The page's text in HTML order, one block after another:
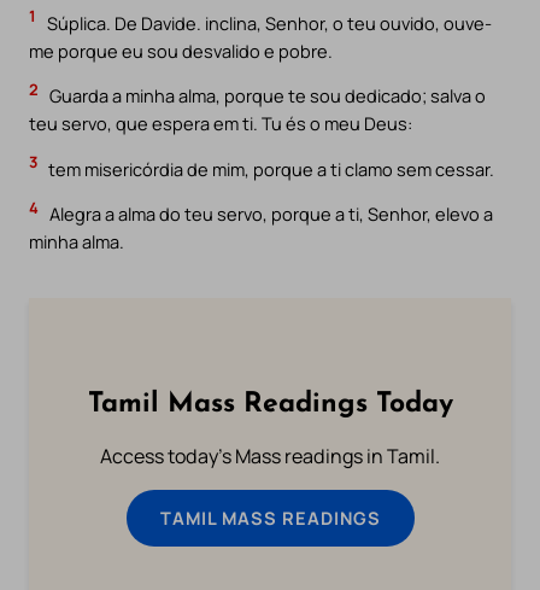
1
Súplica. De Davide. inclina, Senhor, o teu ouvido, ouve-
me porque eu sou desvalido e pobre.
2 Guarda a minha alma, porque te sou dedicado; salva o
teu servo, que espera em ti. Tu és o meu Deus:
3 tem misericórdia de mim, porque a ti clamo sem cessar.
4 Alegra a alma do teu servo, porque a ti, Senhor, elevo a
minha alma.
Tamil Mass Readings Today
Access today's Mass readings in Tamil.
TAMIL MASS READINGS